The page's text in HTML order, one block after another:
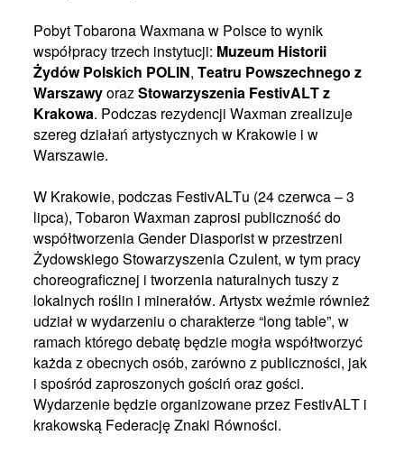
Pobyt Tobarona Waxmana w Polsce to wynik
współpracy trzech instytucji: Muzeum Historii
Żydów Polskich POLIN, Teatru Powszechnego z
WarszawyorazStowarzyszenia FestivALT z
Krakowa. Podczas rezydencji Waxman zrealizuje
szereg działań artystycznych w Krakowie i w
Warszawie.
W Krakowie, podczas FestivALTu (24 czerwca – 3
lipca), Tobaron Waxman zaprosi publiczność do
współtworzenia Gender Diasporist w przestrzeni
Żydowskiego Stowarzyszenia Czulent, w tym pracy
choreograficznej i tworzenia naturalnych tuszy z
lokalnych roślin i minerałów. Artystx weźmie również
udział w wydarzeniu o charakterze “long table”, w
ramach którego debatę będzie mogła współtworzyć
każda z obecnych osób, zarówno z publiczności, jak
i spośród zaproszonych gościń oraz gości.
Wydarzenie będzie organizowane przez FestivALT i
krakowską Federację Znaki Równości.